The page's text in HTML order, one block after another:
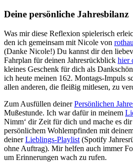
Deine persönliche Jahresbilanz
Was mir diese Reflexion spielerisch
den ich gemeinsam mit Nicole von
(Danke Nicole!) Du kannst dir den
Fahrplan für deinen Jahresrückblick hier
kleines Geschenk für dich als
ich heute meinen 162. Montags-Impuls
allen anderen, die fleißig mitlesen, zu
Zum Ausfüllen deinerPersönlichen
Mußestunde. Ich war dafür in meinem
Nimm‘ dir Zeit für dich und mache es
persönlichem Wohlempfinden mit
deinerLieblings-Playlist (Spotify
ohne Auftrag). Mir helfen auch immer
um Erinnerungen wach zu rufen.